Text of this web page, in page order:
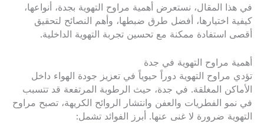
في هذا المقال، نستعرض أهمية مراوح التهوية بجدة، أنواعها،
كيفية اختيارها، أفضل طرق ضبطها، وأهم النصائح لتحقيق
أقصى استفادة ممكنة مع تحسين تجربة التهوية الداخلية.
أهمية مراوح التهوية في جدة
تؤدي مراوح التهوية دوراً حيوياً في تعزيز جودة الهواء داخل
الأماكن المغلقة. في جدة، حيث الرطوبة المرتفعة قد تتسبب
في نمو الفطريات والعفن وانتشار الروائح الكريهة، تصبح مراوح
التهوية ضرورة لا غنى عنها. أبرز الفوائد تشمل: